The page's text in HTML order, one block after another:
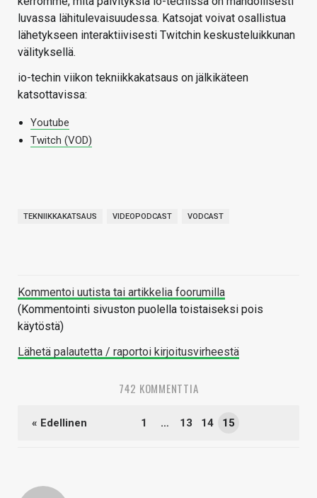
luvassa lähitulevaisuudessa. Katsojat voivat osallistua
lähetykseen interaktiivisesti Twitchin keskusteluikkunan
välityksellä.
io-techin viikon tekniikkakatsaus on jälkikäteen
katsottavissa:
Youtube
Twitch (VOD)
TEKNIIKKAKATSAUS VIDEOPODCAST VODCAST
Kommentoi uutista tai artikkelia foorumilla
(Kommentointi sivuston puolella toistaiseksi pois
käytöstä)
Lähetä palautetta / raportoi kirjoitusvirheestä
742 KOMMENTTIA
« Edellinen 1 … 13 14 15